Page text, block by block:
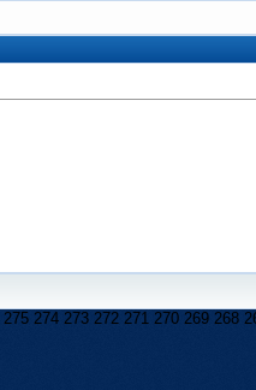
268
269
270
271
272
273
274
275